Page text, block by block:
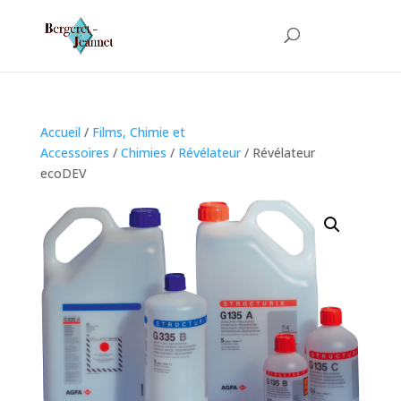
Accueil / Films, Chimie et
Accessoires / Chimies / Révélateur/ Révélateur
ecoDEV